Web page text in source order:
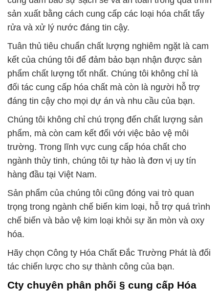
sản xuất bằng cách cung cấp các loại hóa chất tẩy
rửa và xử lý nước đáng tin cậy.
Tuân thủ tiêu chuẩn chất lượng nghiêm ngặt là cam
kết của chúng tôi để đảm bảo bạn nhận được sản
phẩm chất lượng tốt nhất. Chúng tôi không chỉ là
đối tác cung cấp hóa chất mà còn là người hỗ trợ
đáng tin cậy cho mọi dự án và nhu cầu của bạn.
Chúng tôi không chỉ chú trọng đến chất lượng sản
phẩm, mà còn cam kết đối với việc bảo vệ môi
trường. Trong lĩnh vực cung cấp hóa chất cho
ngành thủy tinh, chúng tôi tự hào là đơn vị uy tín
hàng đầu tại Việt Nam.
Sản phẩm của chúng tôi cũng đóng vai trò quan
trọng trong ngành chế biến kim loại, hỗ trợ quá trình
chế biến và bảo vệ kim loại khỏi sự ăn mòn và oxy
hóa.
Hãy chọn Công ty Hóa Chất Đắc Trường Phát là đối
tác chiến lược cho sự thành công của bạn.
Cty chuyên phân phối § cung cấp Hóa